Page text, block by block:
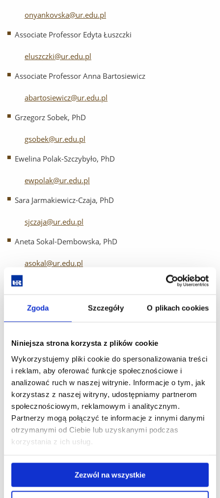
Zgoda Szczegóły O plikach cookies
Niniejsza strona korzysta z plików cookie
Wykorzystujemy pliki cookie do spersonalizowania treści
i reklam, aby oferować funkcje społecznościowe i
analizować ruch w naszej witrynie. Informacje o tym, jak
korzystasz z naszej witryny, udostępniamy partnerom
społecznościowym, reklamowym i analitycznym.
Partnerzy mogą połączyć te informacje z innymi danymi
otrzymanymi od Ciebie lub uzyskanymi podczas
korzystania z ich usług.
Zezwól na wszystkie
onyankovska@ur.edu.pl
Associate Professor Edyta Łuszczki
eluszczki@ur.edu.pl
Associate Professor Anna Bartosiewicz
abartosiewicz@ur.edu.pl
Grzegorz Sobek, PhD
gsobek@ur.edu.pl
Ewelina Polak-Szczybyło, PhD
ewpolak@ur.edu.pl
Sara Jarmakiewicz-Czaja, PhD
sjczaja@ur.edu.pl
Aneta Sokal-Dembowska, PhD
asokal@ur.edu.pl
Izabela Michońska, MS
michonska@ur.edu.pl
Magdalena Zielińska, MS
mazielinska@ur.edu.pl
Kacper Helma, MS
khelma@ur.edu.pl
Agnieszka Dymek, MS
adymek@ur.edu.pl
Patrycja Giefert, MS
pgiefert@ur.edu.pl
Krystian Krysa, MS